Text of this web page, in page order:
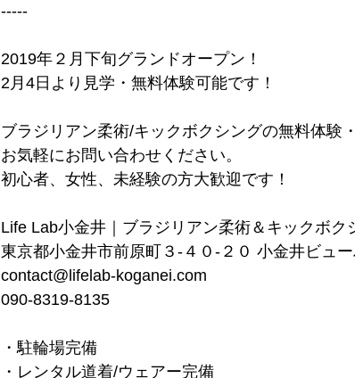
-----
2019年２月下旬グランドオープン！
2月4日より見学・無料体験可能です！
ブラジリアン柔術/キックボクシングの無料体験
お気軽にお問い合わせください。
初心者、女性、未経験の方大歓迎です！
Life Lab小金井｜ブラジリアン柔術＆キックボク
東京都小金井市前原町３-４０-２０ 小金井ビュ
contact@lifelab-koganei.com
090-8319-8135
・駐輪場完備
・レンタル道着/ウェアー完備